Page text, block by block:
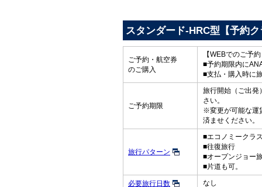
スタンダード-HRC型【予約
ご予約・航空券
のご購入
【WEBでのご予
■予約期限内に
■支払・購入時に
ご予約期限
旅行開始（ご出発
さい。
※変更が可能な運
済ませください。
旅行パターン
■エコノミークラ
■往復旅行
■オープンジョー
■片道も可。
必要旅行日数 なし